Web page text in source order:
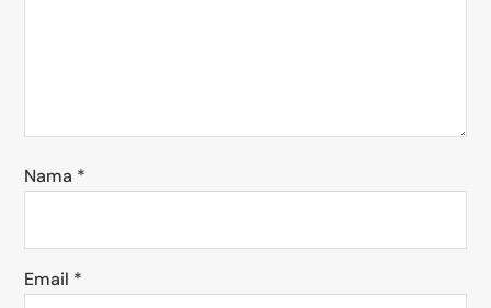
Nama *
Email *